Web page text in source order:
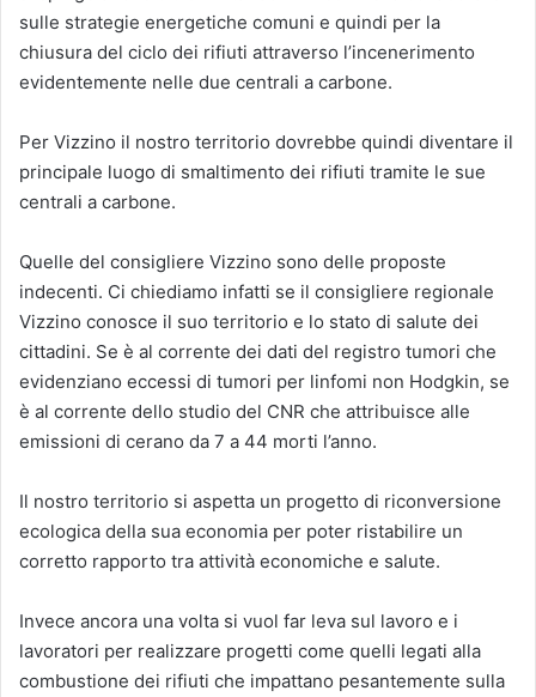
sulle strategie energetiche comuni e quindi per la
chiusura del ciclo dei rifiuti attraverso l’incenerimento
evidentemente nelle due centrali a carbone.
Per Vizzino il nostro territorio dovrebbe quindi diventare il
principale luogo di smaltimento dei rifiuti tramite le sue
centrali a carbone.
Quelle del consigliere Vizzino sono delle proposte
indecenti. Ci chiediamo infatti se il consigliere regionale
Vizzino conosce il suo territorio e lo stato di salute dei
cittadini. Se è al corrente dei dati del registro tumori che
evidenziano eccessi di tumori per linfomi non Hodgkin, se
è al corrente dello studio del CNR che attribuisce alle
emissioni di cerano da 7 a 44 morti l’anno.
Il nostro territorio si aspetta un progetto di riconversione
ecologica della sua economia per poter ristabilire un
corretto rapporto tra attività economiche e salute.
Invece ancora una volta si vuol far leva sul lavoro e i
lavoratori per realizzare progetti come quelli legati alla
combustione dei rifiuti che impattano pesantemente sulla